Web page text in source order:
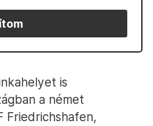
is
a német
Friedrichshafen,